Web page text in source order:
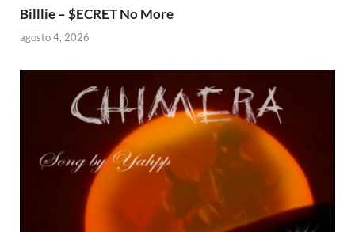
Billlie – $ECRET No More
agosto 4, 2026